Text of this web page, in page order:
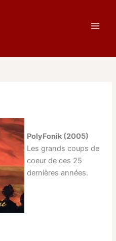
PolyFonik (2005)
Les grands coups de
coeur de ces 25
dernières années.